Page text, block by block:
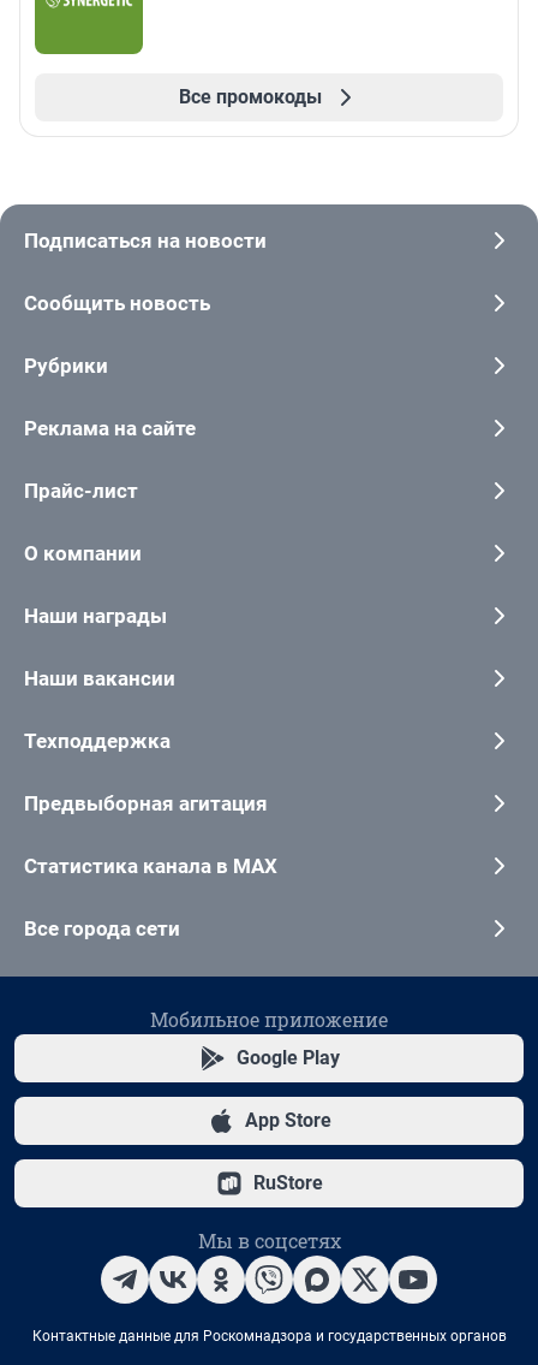
Все промокоды
Подписаться на новости
Сообщить новость
Рубрики
Реклама на сайте
Прайс-лист
О компании
Наши награды
Наши вакансии
Техподдержка
Предвыборная агитация
Статистика канала в MAX
Все города сети
Мобильное приложение
Google Play
App Store
RuStore
Мы в соцсетях
Контактные данные для Роскомнадзора и государственных органов